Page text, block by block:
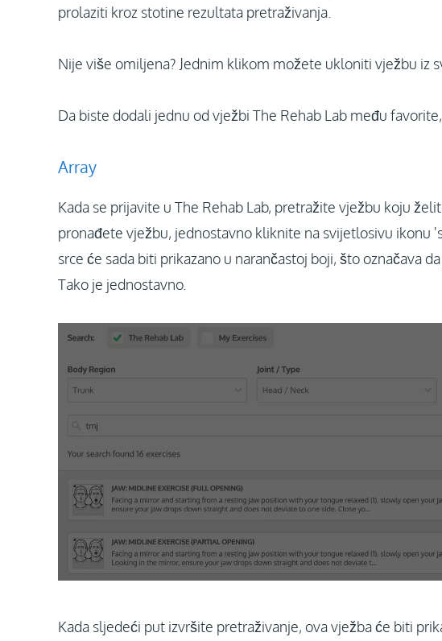
prolaziti kroz stotine rezultata pretraživanja.
Nije više omiljena? Jednim klikom možete ukloniti vježbu iz
Da biste dodali jednu od vježbi The Rehab Lab među
Array
Kada se prijavite u The Rehab Lab, pretražite vježbu koju
pronađete vježbu, jednostavno kliknite na svijetlosivu ikonu
srce će sada biti prikazano u narančastoj boji, što označava
Tako je jednostavno.
Kada sljedeći put izvršite pretraživanje, ova vježba će biti